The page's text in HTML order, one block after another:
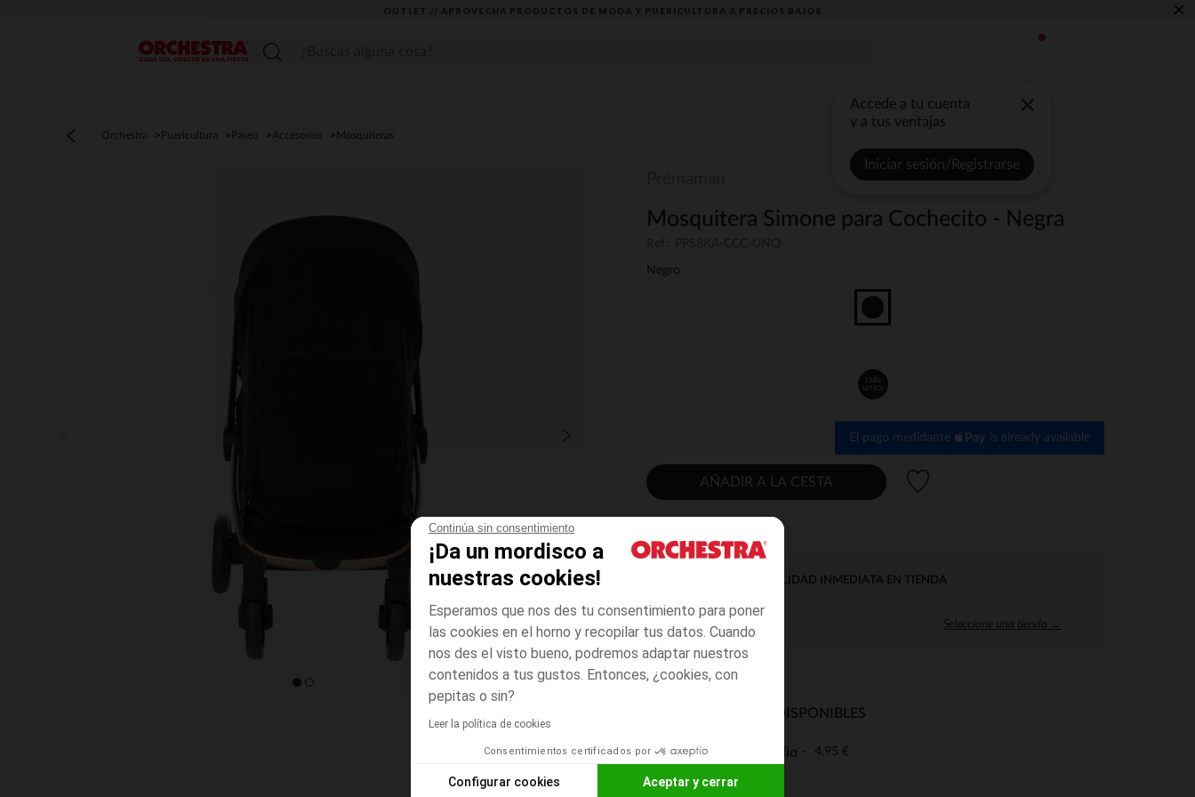
Continúa sin consentimiento
¡Da un mordisco a
nuestras cookies!
Esperamos que nos des tu consentimiento para poner
las cookies en el horno y recopilar tus datos. Cuando
nos des el visto bueno, podremos adaptar nuestros
contenidos a tus gustos. Entonces, ¿cookies, con
pepitas o sin?
Leer la política de cookies
Consentimientos certificados por
Configurar cookies Aceptar y cerrar
OUTLET // APROVECHA PRODUCTOS DE MODA Y PUERICULTURA A PRECIOS BAJOS ×
Menú
Accede a tu cuenta
y a tus ventajas
Iniciar sesión/Registrarse
Orchestra Puericultura Paseo Accesorios Mosquiteras
Mosquitera Simone para Cochecito - Negra
Negro
talla
unica
El pago medidante is already available
AÑADIR A LA CESTA
DISPONIBILIDAD INMEDIATA EN TIENDA
Seleccione una tienda →
MODOS DE ENVÍO DISPONIBLES
Entrega a domicilio 4,95 €